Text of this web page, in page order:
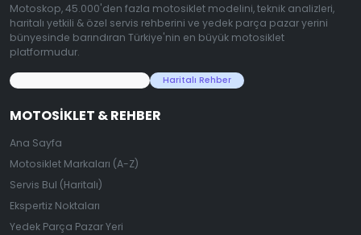
Motoskop, 45.000'den fazla motosiklet modelini, teknik analizleri,
haritalı yetkili & özel servis rehberini ve yedek parça pazar yerini
bünyesinde barındıran Türkiye'nin en büyük motosiklet
platformudur.
Haritalı Rehber
MOTOSIKLET & REHBER
Ana Sayfa
Motosiklet Markaları (A-Z)
Servis Bul (Haritalı)
Ekspertiz Noktaları
Yedek Parça Pazar Yeri